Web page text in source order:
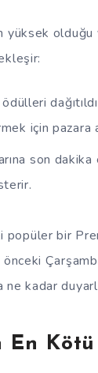
için pazara
son
bir
ne kadar
En